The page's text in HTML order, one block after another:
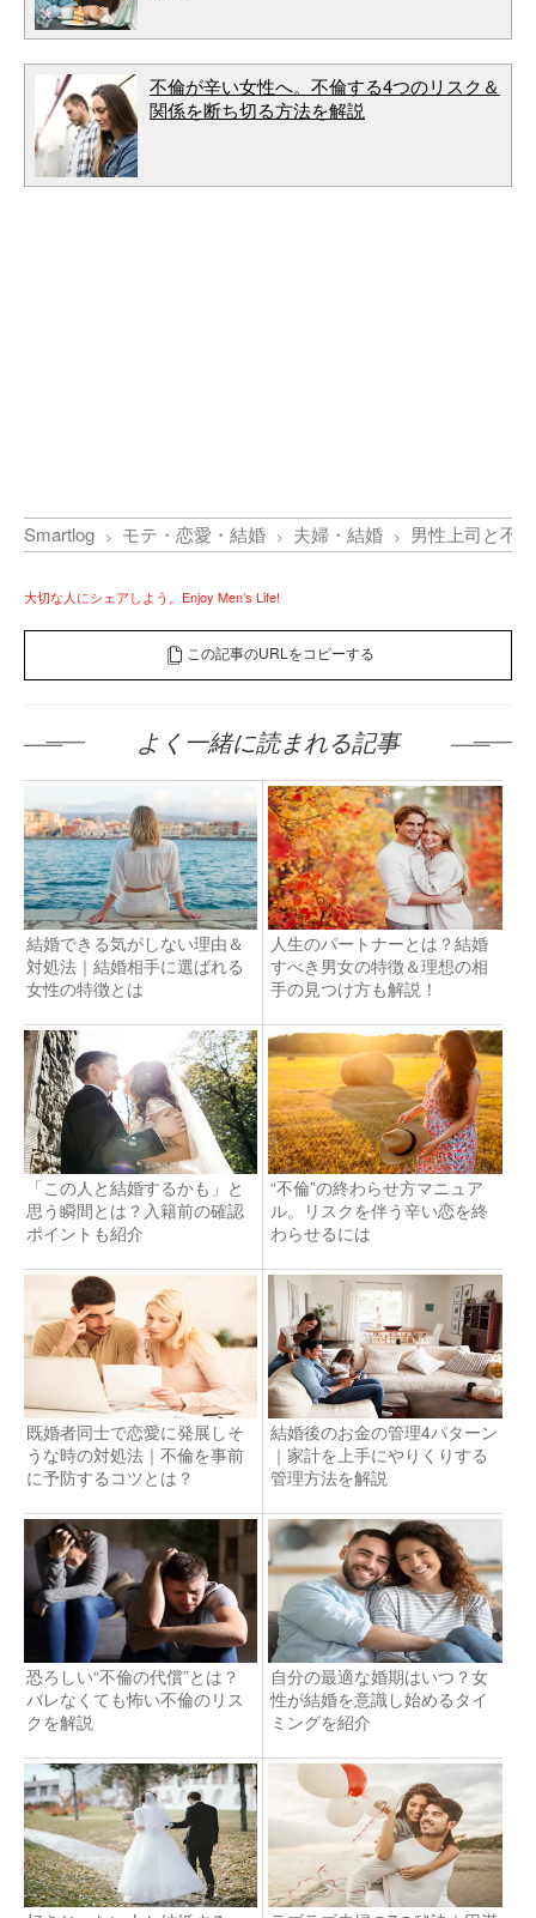
不倫が辛い女性へ。不倫する4つのリスク＆
関係を断ち切る方法を解説
Smartlog モテ・恋愛・結婚 夫婦・結婚 男性上司と不
大切な人にシェアしよう。Enjoy Men’s Life!
この記事のURLをコピーする
よく一緒に読まれる記事
結婚できる気がしない理由＆
対処法｜結婚相手に選ばれる
女性の特徴とは
人生のパートナーとは？結婚
すべき男女の特徴＆理想の相
手の見つけ方も解説！
「この人と結婚するかも」と
思う瞬間とは？入籍前の確認
ポイントも紹介
“不倫”の終わらせ方マニュア
ル。リスクを伴う辛い恋を終
わらせるには
既婚者同士で恋愛に発展しそ
うな時の対処法｜不倫を事前
に予防するコツとは？
結婚後のお金の管理4パターン
｜家計を上手にやりくりする
管理方法を解説
恐ろしい“不倫の代償”とは？
バレなくても怖い不倫のリス
クを解説
自分の最適な婚期はいつ？女
性が結婚を意識し始めるタイ
ミングを紹介